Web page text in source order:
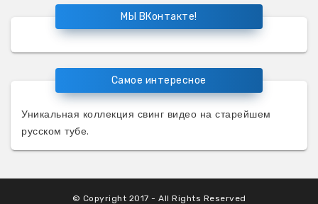
МЫ ВКонтакте!
Самое интересное
Уникальная коллекция свинг видео на старейшем
русском тубе.
© Copyright 2017 - All Rights Reserved